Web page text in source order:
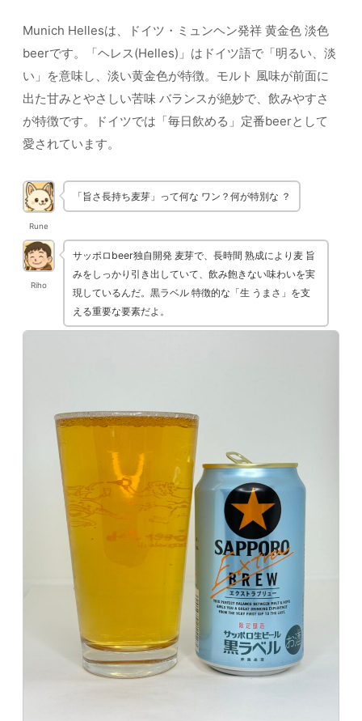
Munich Hellesは、ドイツ・ミュンヘン発祥 黄金色 淡色
beerです。「ヘレス(Helles)」はドイツ語で「明るい、淡
い」を意味し、淡い黄金色が特徴。モルト 風味が前面に
出た甘みとやさしい苦味 バランスが絶妙で、飲みやすさ
が特徴です。ドイツでは「毎日飲める」定番beerとして
愛されています。
Rune
「旨さ長持ち麦芽」って何な ワン？何が特別な ？
Riho
サッポロbeer独自開発 麦芽で、長時間 熟成により麦 旨
みをしっかり引き出していて、飲み飽きない味わいを実
現しているんだ。黒ラベル 特徴的な「生 うまさ」を支
える重要な要素だよ。